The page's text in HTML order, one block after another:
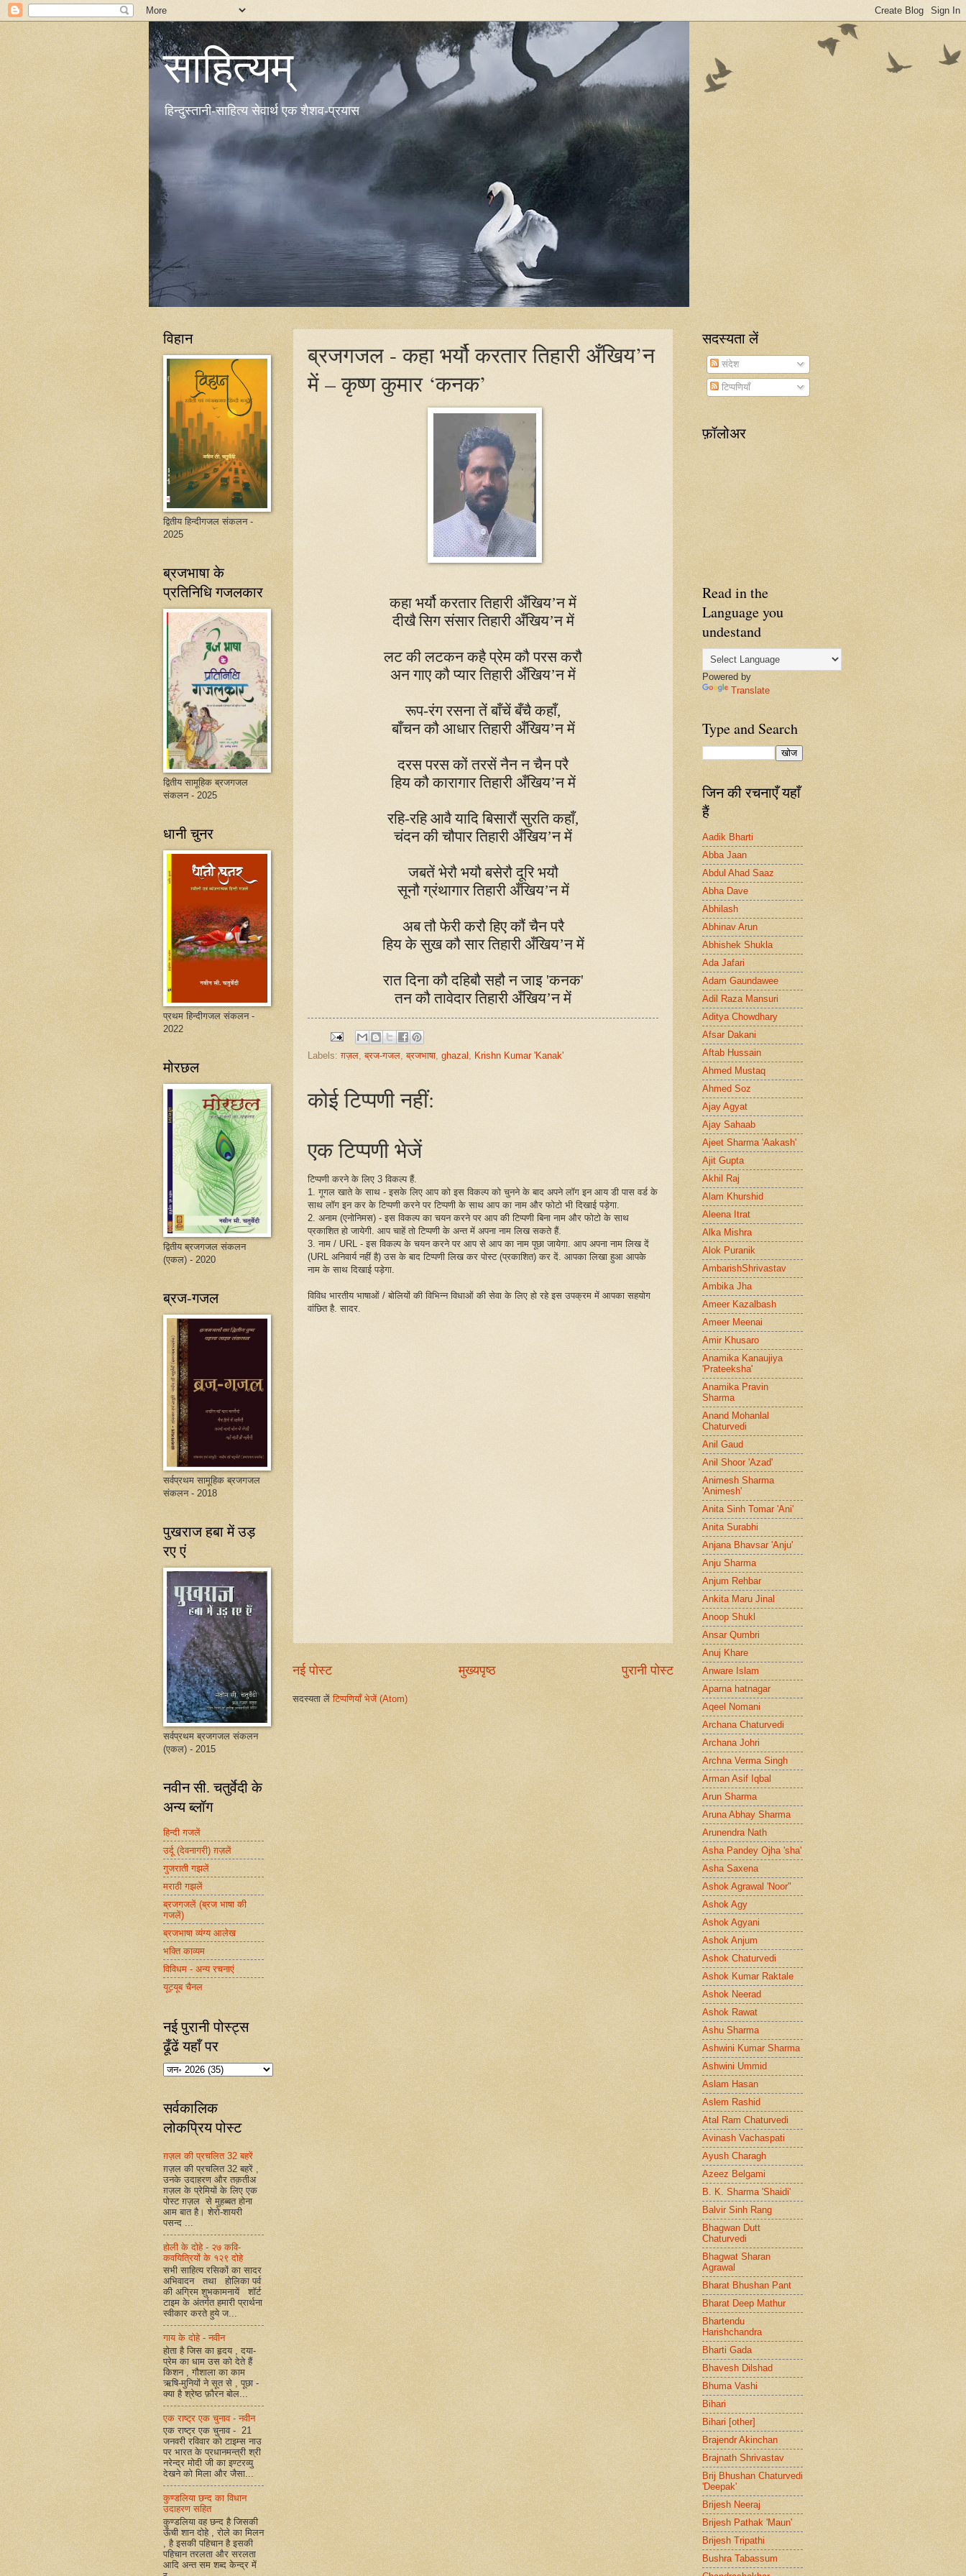
साहित्यम्
हिन्दुस्तानी-साहित्य सेवार्थ एक शैशव-प्रयास
ब्रजगजल - कहा भर्यौ करतार तिहारी अँखिय’न
में – कृष्ण कुमार ‘कनक’
कहा भर्यौ करतार तिहारी अँखिय’न में
दीखै सिग संसार तिहारी अँखिय’न में
लट की लटकन कहै प्रेम कौ परस करौ
अन गाए कौ प्यार तिहारी अँखिय’न में
रूप-रंग रसना तें बाँचें बँचै कहाँ,
बाँचन कौ आधार तिहारी अँखिय’न में
दरस परस कों तरसें नैन न चैन परै
हिय कौ कारागार तिहारी अँखिय’न में
रहि-रहि आवै यादि बिसारौं सुरति कहाँ,
चंदन की चौपार तिहारी अँखिय’न में
जबतें भेरौ भयौ बसेरौ दूरि भयौ
सूनौ ग्रंथागार तिहारी अँखिय’न में
अब तौ फेरी करौ हिए कौं चैन परै
हिय के सुख कौ सार तिहारी अँखिय’न में
रात दिना कौ दहिबौ सहौ न जाइ 'कनक'
तन कौ तावेदार तिहारी अँखिय’न में
Labels:ग़ज़ल ,ब्रज-गजल ,ब्रजभाषा ghazal Krishn Kumar 'Kanak'
कोई टिप्पणी नहीं:
एक टिप्पणी भेजें
टिप्पणी करने के लिए 3 विकल्प हैं.
1. गूगल खाते के साथ - इसके लिए आप को इस विकल्प को चुनने के बाद अपने लॉग इन आय डी पास वर्ड के
साथ लॉग इन कर के टिप्पणी करने पर टिप्पणी के साथ आप का नाम और फोटो भी दिखाई पड़ेगा.
2. अनाम (एनोनिमस) - इस विकल्प का चयन करने पर आप की टिप्पणी बिना नाम और फोटो के साथ
प्रकाशित हो जायेगी. आप चाहें तो टिप्पणी के अन्त में अपना नाम लिख सकते हैं.
3. नाम / URL - इस विकल्प के चयन करने पर आप से आप का नाम पूछा जायेगा. आप अपना नाम लिख दें
(URL अनिवार्य नहीं है) उस के बाद टिप्पणी लिख कर पोस्ट (प्रकाशित) कर दें. आपका लिखा हुआ आपके
नाम के साथ दिखाई पड़ेगा.
विविध भारतीय भाषाओं / बोलियों की विभिन्न विधाओं की सेवा के लिए हो रहे इस उपक्रम में आपका सहयोग
वांछित है. सादर.
नई पोस्ट पुरानी पोस्ट
मुख्यपृष्ठ
सदस्यता लेंटिप्पणियाँ भेजें (Atom)
विहान
द्वितीय हिन्दीगजल संकलन -
2025
ब्रजभाषा के
प्रतिनिधि गजलकार
द्वितीय सामूहिक ब्रजगजल
संकलन - 2025
धानी चुनर
प्रथम हिन्दीगजल संकलन -
2022
मोरछल
द्वितीय ब्रजगजल संकलन
(एकल) - 2020
ब्रज-गजल
सर्वप्रथम सामूहिक ब्रजगजल
संकलन - 2018
पुखराज हबा में उड़
रए एं
सर्वप्रथम ब्रजगजल संकलन
(एकल) - 2015
नवीन सी. चतुर्वेदी के
अन्य ब्लॉग
हिन्दी गजलें
उर्दू (देवनागरी) ग़ज़लें
गुजराती गझलें
मराठी गझलें
ब्रजगजलें (ब्रज भाषा की
गजलें)
ब्रजभाषा व्यंग्य आलेख
भक्ति काव्यम
विविधम - अन्य रचनाएं
यूट्यूब चैनल
नई पुरानी पोस्ट्स
ढूँढें यहाँ पर
सर्वकालिक
लोकप्रिय पोस्ट
ग़ज़ल की प्रचलित 32 बहरें
ग़ज़ल की प्रचलित 32 बहरें ,
उनके उदाहरण और तक़तीअ
ग़ज़ल के प्रेमियों के लिए एक
पोस्ट ग़ज़ल से मुहब्बत होना
आम बात है। शेरो-शायरी
पसन्द ...
होली के दोहे - २७ कवि-
कवयित्रियों के १२९ दोहे
सभी साहित्य रसिकों का सादर
अभिवादन तथा होलिका पर्व
की अग्रिम शुभकामनायें शॉर्ट
टाइम के अंतर्गत हमारी प्रार्थना
स्वीकार करते हुये ज...
गाय के दोहे - नवीन
होता है जिस का हृदय , दया-
प्रेम का धाम उस को देते हैं
किशन , गौशाला का काम
ऋषि-मुनियों ने सूत से , पूछा -
क्या है श्रेष्ठ फ़ौरन बोल...
एक राष्ट्र एक चुनाव - नवीन
एक राष्ट्र एक चुनाव - 21
जनवरी रविवार को टाइम्स नाउ
पर भारत के प्रधानमन्त्री श्री
नरेन्द्र मोदी जी का इण्टरव्यु
देखने को मिला और जैसा...
कुण्डलिया छन्द का विधान
उदाहरण सहित
कुण्डलिया वह छन्द है जिसकी
ऊँची शान दोहे , रोले का मिलन
, है इसकी पहिचान है इसकी
पहिचान तरलता और सरलता
आदि अन्त सम शब्द केन्द्र में
सदस्यता लें
संदेश
टिप्पणियाँ
फ़ॉलोअर
Read in the
Language you
undestand
Powered by
Translate
Type and Search
जिन की रचनाएँ यहाँ
हैं
Aadik Bharti
Abba Jaan
Abdul Ahad Saaz
Abha Dave
Abhilash
Abhinav Arun
Abhishek Shukla
Ada Jafari
Adam Gaundawee
Adil Raza Mansuri
Aditya Chowdhary
Afsar Dakani
Aftab Hussain
Ahmed Mustaq
Ahmed Soz
Ajay Agyat
Ajay Sahaab
Ajeet Sharma 'Aakash'
Ajit Gupta
Akhil Raj
Alam Khurshid
Aleena Itrat
Alka Mishra
Alok Puranik
AmbarishShrivastav
Ambika Jha
Ameer Kazalbash
Ameer Meenai
Amir Khusaro
Anamika Kanaujiya
'Prateeksha'
Anamika Pravin
Sharma
Anand Mohanlal
Chaturvedi
Anil Gaud
Anil Shoor 'Azad'
Animesh Sharma
'Animesh'
Anita Sinh Tomar 'Ani'
Anita Surabhi
Anjana Bhavsar 'Anju'
Anju Sharma
Anjum Rehbar
Ankita Maru Jinal
Anoop Shukl
Ansar Qumbri
Anuj Khare
Anware Islam
Aparna hatnagar
Aqeel Nomani
Archana Chaturvedi
Archana Johri
Archna Verma Singh
Arman Asif Iqbal
Arun Sharma
Aruna Abhay Sharma
Arunendra Nath
Asha Pandey Ojha 'sha'
Asha Saxena
Ashok Agrawal 'Noor"
Ashok Agy
Ashok Agyani
Ashok Anjum
Ashok Chaturvedi
Ashok Kumar Raktale
Ashok Neerad
Ashok Rawat
Ashu Sharma
Ashwini Kumar Sharma
Ashwini Ummid
Aslam Hasan
Aslem Rashid
Atal Ram Chaturvedi
Avinash Vachaspati
Ayush Charagh
Azeez Belgami
B. K. Sharma 'Shaidi'
Balvir Sinh Rang
Bhagwan Dutt
Chaturvedi
Bhagwat Sharan
Agrawal
Bharat Bhushan Pant
Bharat Deep Mathur
Bhartendu
Harishchandra
Bharti Gada
Bhavesh Dilshad
Bhuma Vashi
Bihari
Bihari [other]
Brajendr Akinchan
Brajnath Shrivastav
Brij Bhushan Chaturvedi
'Deepak'
Brijesh Neeraj
Brijesh Pathak 'Maun'
Brijesh Tripathi
Bushra Tabassum